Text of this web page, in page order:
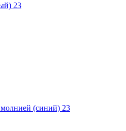
23
(синий) 23